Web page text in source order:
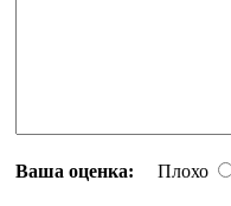
Ваша оценка: Плохо